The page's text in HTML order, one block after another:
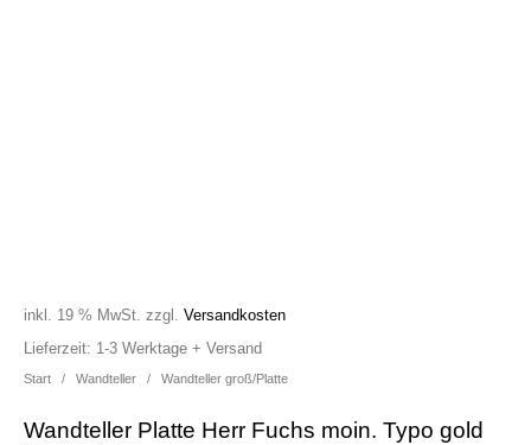
Start / Wandteller / Wandteller groß/Platte
Wandteller Platte Herr Fuchs moin. Typo gold
inkl. 19 % MwSt. zzgl.Versandkosten
Lieferzeit: 1-3 Werktage + Versand